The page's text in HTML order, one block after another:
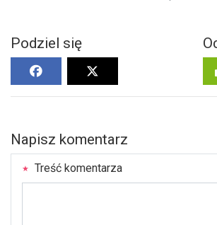
Podziel się
Napisz komentarz
Treść komentarza